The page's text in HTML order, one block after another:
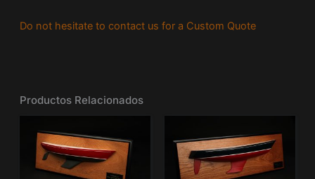
Do not hesitate to contact us for a Custom Quote
Productos Relacionados